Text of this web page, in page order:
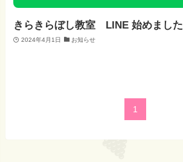
きらきらぼし教室 LINE 始めました
2024年4月1日 お知らせ
1